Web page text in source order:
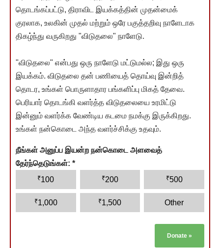
தொடங்கப்பட்டு, திராவிட இயக்கத்தின் முதன்மைக்
குரலாக, உலகின் முதல் மற்றும் ஒரே பகுத்தறிவு நாளேடாக
திகழ்ந்து வருகிறது "விடுதலை" நாளேடு.
"விடுதலை" என்பது ஒரு நாளேடு மட்டுமல்ல; இது ஒரு
இயக்கம். விடுதலை தன் பணியைத் தொய்வு இன்றித்
தொடர, உங்கள் பொருளாதார பங்களிப்பு மிகத் தேவை.
பெரியார் தொடங்கி வளர்த்த விடுதலையை உரமிட்டு
இன்னும் வளர்க்க வேண்டிய கடமை நமக்கு இருக்கிறது.
உங்கள் நன்கொடை அந்த வளர்ச்சிக்கு உதவும்.
நீங்கள் அனுப்ப இயன்ற நன்கொடை அளவைத்
தேர்ந்தெடுங்கள்: *
₹100 ₹200 ₹500
₹1,000 ₹1,500 Other
Donate »